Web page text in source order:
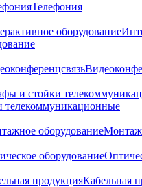
Телефония
телекоммуникационные
Кабельная